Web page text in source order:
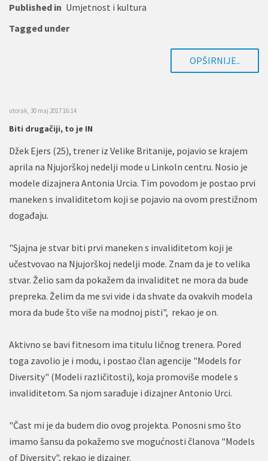
Published in Umjetnost i kultura
Tagged under
OPŠIRNIJE..
utorak, 30 maj 2017 16:14
Biti drugačiji, to je IN
Džek Ejers (25), trener iz Velike Britanije, pojavio se krajem
aprila na Njujorškoj nedelji mode u Linkoln centru. Nosio je
modele dizajnera Antonia Urcia. Tim povodom je postao prvi
maneken s invaliditetom koji se pojavio na ovom prestižnom
događaju.
"Sjajna je stvar biti prvi maneken s invaliditetom koji je
učestvovao na Njujorškoj nedelji mode. Znam da je to velika
stvar. Želio sam da pokažem da invaliditet ne mora da bude
prepreka. Želim da me svi vide i da shvate da ovakvih modela
mora da bude što više na modnoj pisti", rekao je on.
Aktivno se bavi fitnesom ima titulu ličnog trenera. Pored
toga zavolio je i modu, i postao član agencije "Models for
Diversity" (Modeli različitosti), koja promoviše modele s
invaliditetom. Sa njom sarađuje i dizajner Antonio Urci.
"Čast mi je da budem dio ovog projekta. Ponosni smo što
imamo šansu da pokažemo sve mogućnosti članova "Models
of Diversity", rekao je dizajner.